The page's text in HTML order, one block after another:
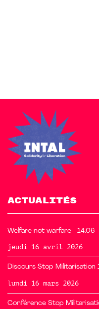
ACTUALITÉS
Welfare not warfare– 14.06
jeudi 16 avril 2026
Discours Stop Militarisation
lundi 16 mars 2026
Conférence Stop